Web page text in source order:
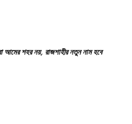
আমের শহর নয়, রাজশাহীর নতুন নাম হবে